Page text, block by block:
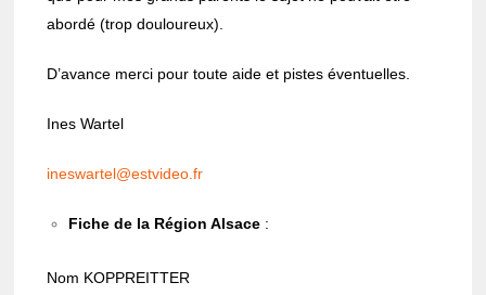
abordé (trop doulou­reux).
D’avance merci pour toute aide et pistes éven­tuelles.
Ines Wartel
ines­war­tel@est­vi­deo.fr
Fiche de la Région Alsace :
Nom KOPPREITTER